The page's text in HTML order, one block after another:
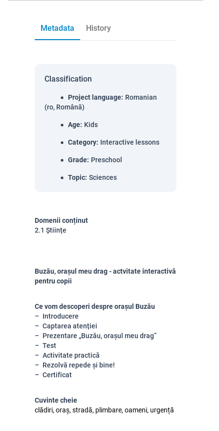
Metadata History
Classification
Project language: Romanian
(ro, Română)
Age: Kids
Category: Interactive lessons
Grade: Preschool
Topic: Sciences
Domenii conținut
2.1 Științe
Buzău, orașul meu drag - actvitate interactivă
pentru copii
Ce vom descoperi despre orașul Buzău
Introducere
Captarea atenției
Prezentare „Buzău, orașul meu drag”
Test
Activitate practică
Rezolvă repede și bine!
Certificat
Cuvinte cheie
clădiri, oraș, stradă, plimbare, oameni, urgență